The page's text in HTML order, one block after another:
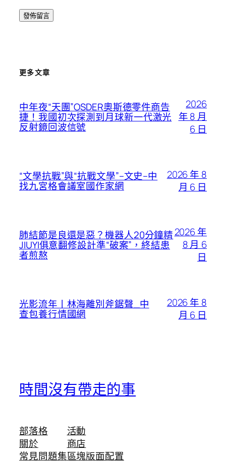
更多文章
中年夜“天團”OSDER奧斯德零件商告
捷！我國初次探測到月球新一代激光
反射鏡回波信號
2026
年 8 月
6 日
“文學抗戰”與“抗戰文學”–文史–中
找九宮格會議室國作家網
2026 年 8
月 6 日
肺結節是良還是惡？機器人20分鐘精
JIUYI俱意翻修設計準“破案”，終結患
者煎熬
2026 年
8 月 6
日
光影流年丨林海離別斧鋸聲_中
查包養行情國網
2026 年 8
月 6 日
時間沒有帶走的事
部落格
關於
常見問題集
活動
商店
區塊版面配置